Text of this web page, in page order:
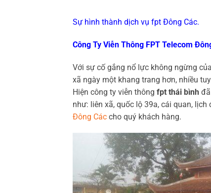
Sự hình thành dịch vụ fpt Đông Các.
Công Ty Viễn Thông FPT Telecom
Với sự cố gắng nổ lực không ngừng
xã ngày một khang trang hơn, nhiều
Hiện công ty viễn thông fpt thái bình
như: liên xã, quốc lộ 39a, cái quan,
Đông Các cho quý khách hàng.